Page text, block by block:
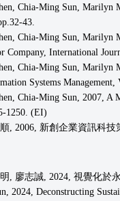
Chia-Ming Sun, Marilyn
43.
Chia-Ming Sun, Marilyn
Company, International
Chia-Ming Sun, Marilyn
Systems
Chia-Ming Sun, 2007, A
1250. (EI)
, 2006, 新創企業資訊科
, 廖志誠, 2024, 視覺化於
2024, Deconstructing